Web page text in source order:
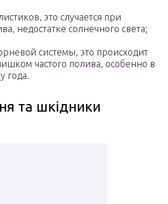
это случается при
недостатке солнечного света;
системы, это происходит
частого полива, особенно в
года.
та шкідники